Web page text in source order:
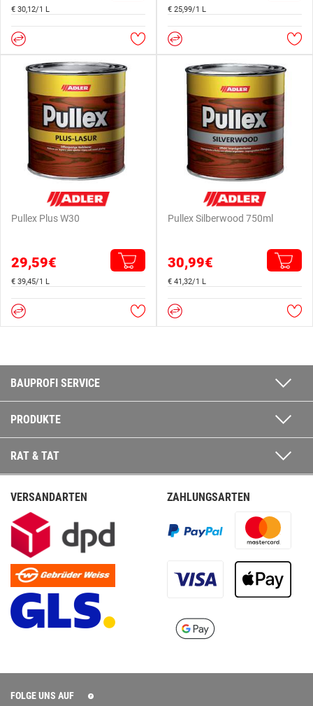
€ 30,12/1 L € 25,99/1 L
Pullex Plus W30
29,59€
€ 39,45/1 L
Pullex Silberwood 750ml
30,99€
€ 41,32/1 L
BAUPROFI SERVICE
PRODUKTE
RAT & TAT
VERSANDARTEN ZAHLUNGSARTEN
FOLGE UNS AUF